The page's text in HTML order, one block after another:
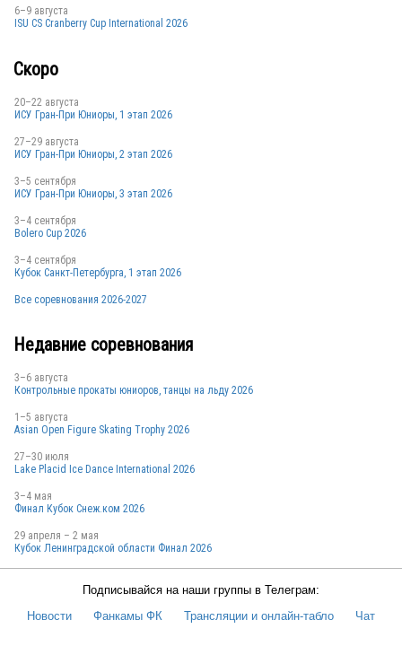
6–9 августа
ISU CS Cranberry Cup International 2026
Скоро
20–22 августа
ИСУ Гран-При Юниоры, 1 этап 2026
27–29 августа
ИСУ Гран-При Юниоры, 2 этап 2026
3–5 сентября
ИСУ Гран-При Юниоры, 3 этап 2026
3–4 сентября
Bolero Cup 2026
3–4 сентября
Кубок Санкт-Петербурга, 1 этап 2026
Все соревнования 2026-2027
Недавние соревнования
3–6 августа
Контрольные прокаты юниоров, танцы на льду 2026
1–5 августа
Asian Open Figure Skating Trophy 2026
27–30 июля
Lake Placid Ice Dance International 2026
3–4 мая
Финал Кубок Снеж.ком 2026
29 апреля – 2 мая
Кубок Ленинградской области Финал 2026
Подписывайся на наши группы в Телеграм:
Новости
Фанкамы ФК Трансляции и онлайн-табло Чат